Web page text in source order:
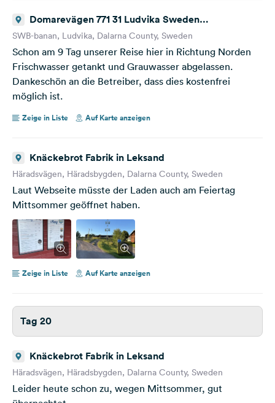
Domarevägen 771 31 Ludvika Sweden
Frischwassertank aufgefüllt
SWB-banan, Ludvika, Dalarna County, Sweden
Schon am 9 Tag unserer Reise hier in Richtung Norden
Frischwasser getankt und Grauwasser abgelassen.
Dankeschön an die Betreiber, dass dies kostenfrei
möglich ist.
Zeige in Liste Auf Karte anzeigen
Knäckebrot Fabrik in Leksand
Häradsvägen, Häradsbygden, Dalarna County, Sweden
Laut Webseite müsste der Laden auch am Feiertag
Mittsommer geöffnet haben.
Zeige in Liste Auf Karte anzeigen
Tag 20
Knäckebrot Fabrik in Leksand
Häradsvägen, Häradsbygden, Dalarna County, Sweden
Leider heute schon zu, wegen Mittsommer, gut